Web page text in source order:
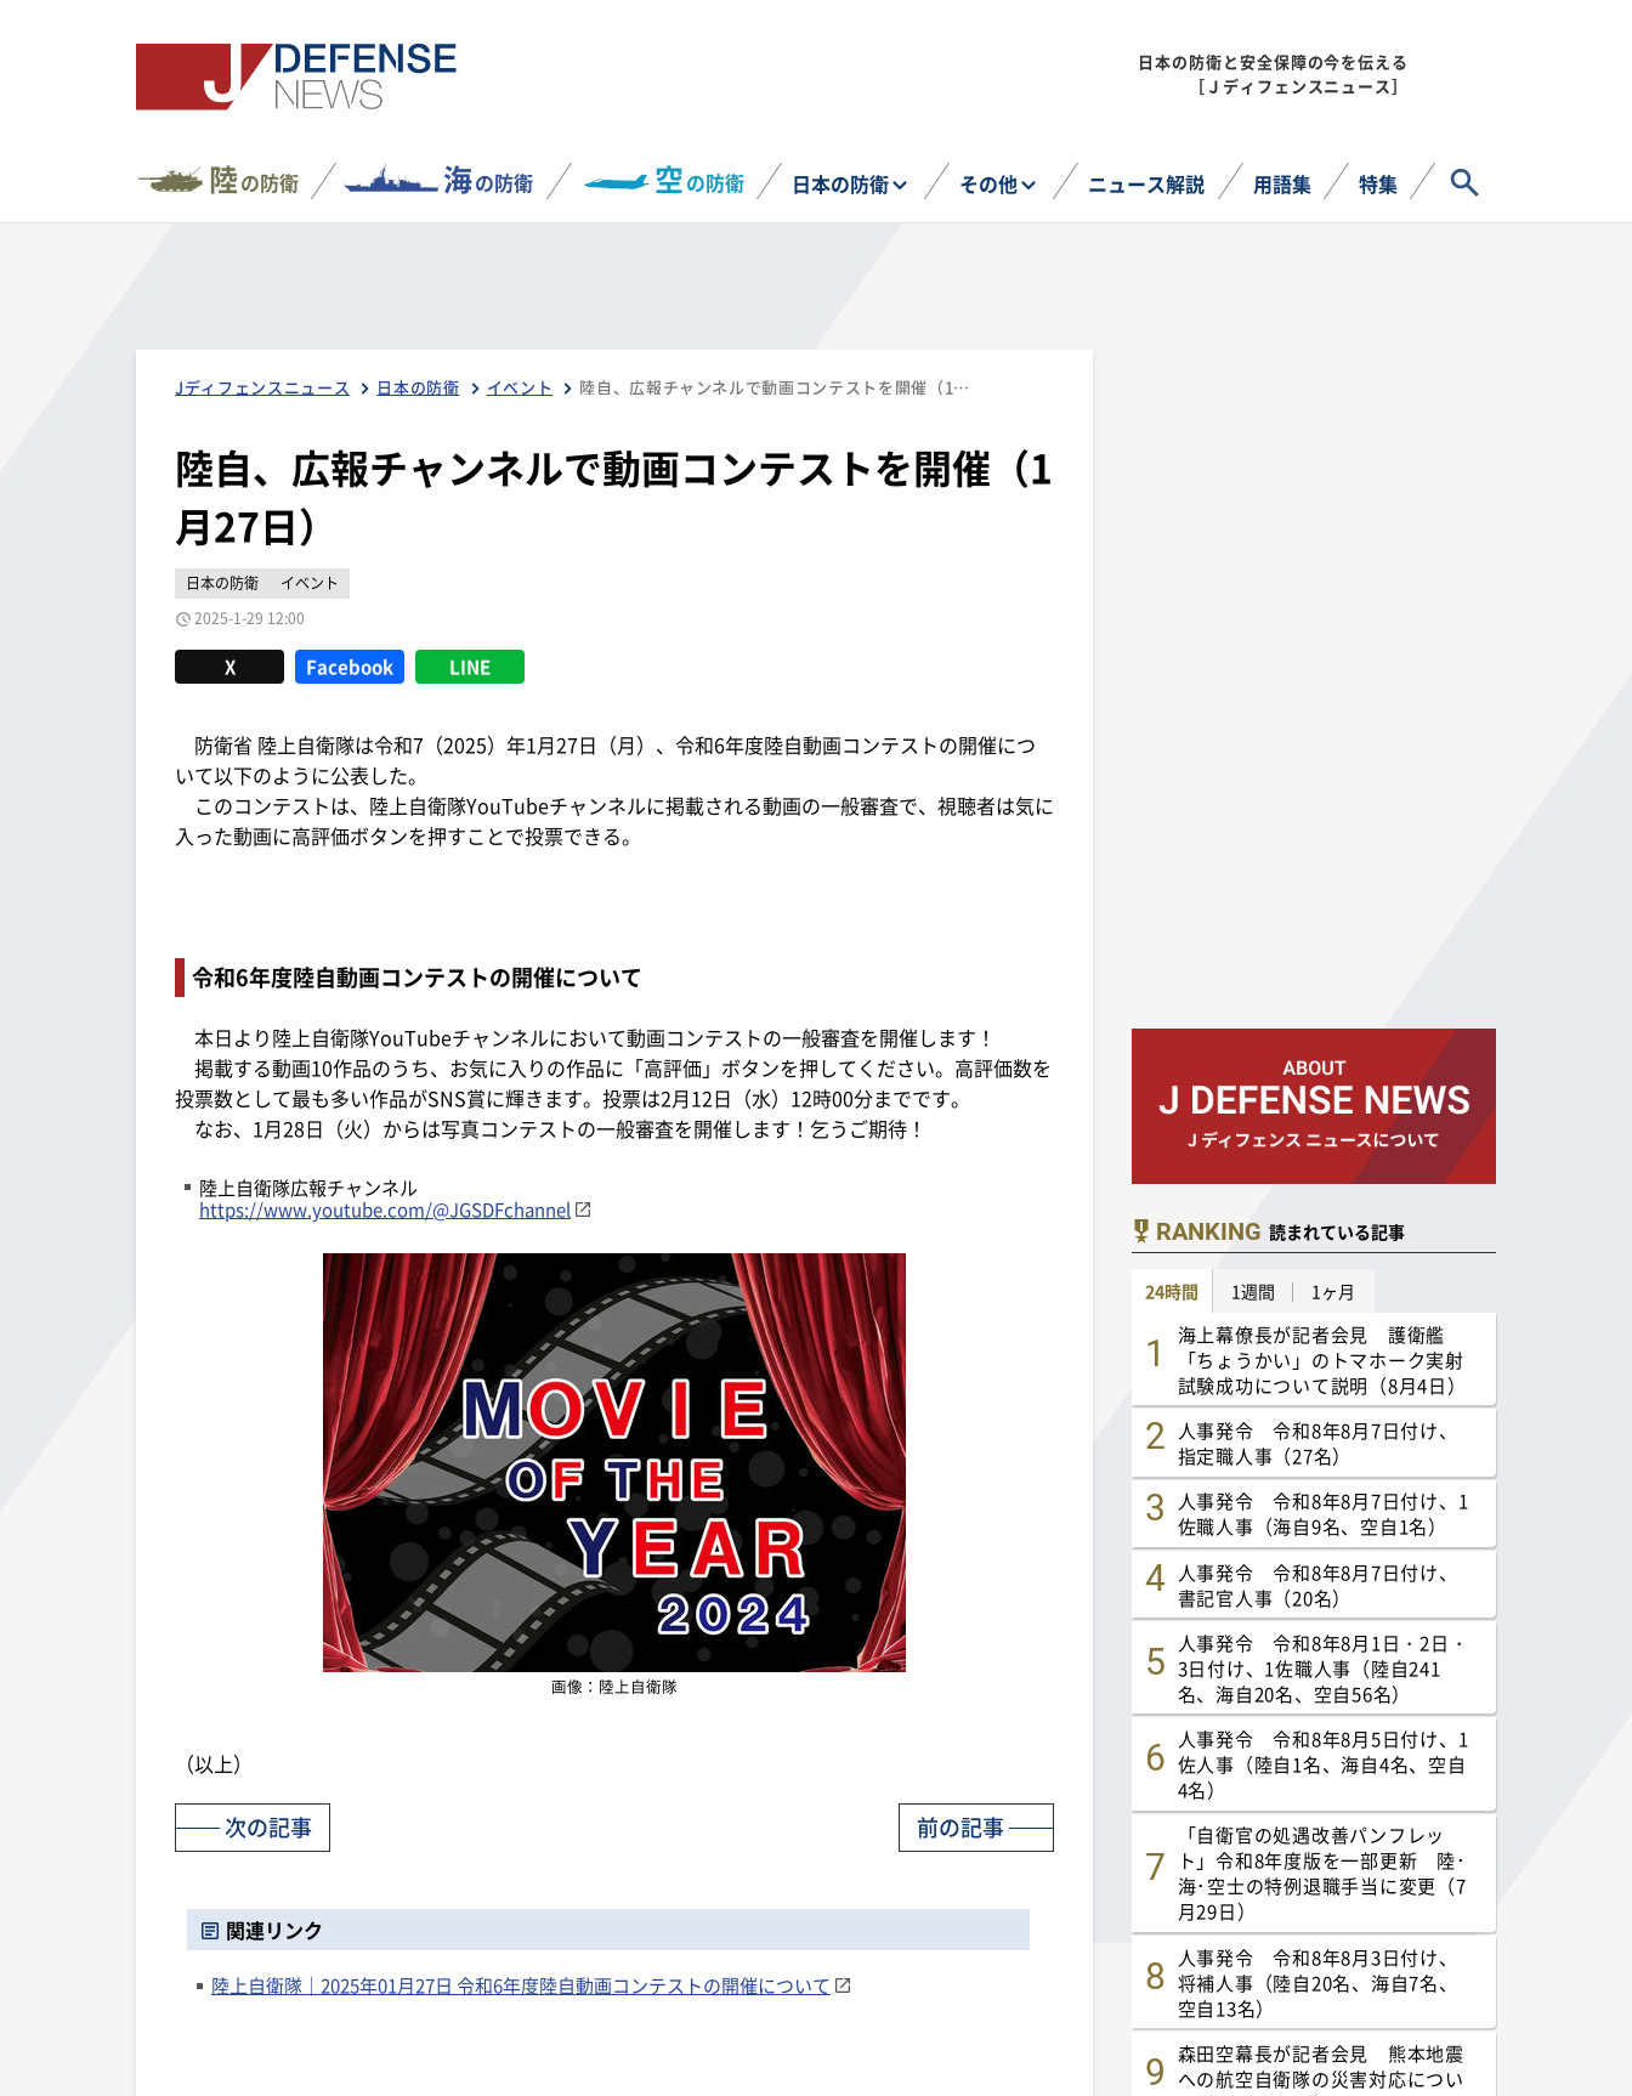
日本の防衛と安全保障の今を伝える
［Ｊディフェンスニュース］
陸の防衛 海の防衛 空の防衛 日本の防衛 その他 ニュース解説 用語集 特集
Jディフェンスニュース 日本の防衛 イベント 陸自、広報チャンネルで動画コンテストを開催（1月27日）
陸自、広報チャンネルで動画コンテストを開催（1
月27日）
日本の防衛
イベント
2025-1-29 12:00
X Facebook LINE
防衛省 陸上自衛隊は令和7（2025）年1月27日（月）、令和6年度陸自動画コンテストの開催につ
いて以下のように公表した。
このコンテストは、陸上自衛隊YouTubeチャンネルに掲載される動画の一般審査で、視聴者は気に
入った動画に高評価ボタンを押すことで投票できる。
令和6年度陸自動画コンテストの開催について
本日より陸上自衛隊YouTubeチャンネルにおいて動画コンテストの一般審査を開催します！
掲載する動画10作品のうち、お気に入りの作品に「高評価」ボタンを押してください。高評価数を
投票数として最も多い作品がSNS賞に輝きます。投票は2月12日（水）12時00分までです。
なお、1月28日（火）からは写真コンテストの一般審査を開催します！乞うご期待！
陸上自衛隊広報チャンネル
https://www.youtube.com/@JGSDFchannel
画像：陸上自衛隊
（以上）
前の記事
次の記事
関連リンク
陸上自衛隊｜2025年01月27日 令和6年度陸自動画コンテストの開催について
RANKING 読まれている記事
24時間 1週間 1ヶ月
海上幕僚長が記者会見 護衛艦
「ちょうかい」のトマホーク実射
試験成功について説明（8月4日）
人事発令 令和8年8月7日付け、
指定職人事（27名）
人事発令 令和8年8月7日付け、1
佐職人事（海自9名、空自1名）
人事発令 令和8年8月7日付け、
書記官人事（20名）
人事発令 令和8年8月1日・2日・
3日付け、1佐職人事（陸自241
名、海自20名、空自56名）
人事発令 令和8年8月5日付け、1
佐人事（陸自1名、海自4名、空自
4名）
「自衛官の処遇改善パンフレッ
ト」令和8年度版を一部更新 陸･
海･空士の特例退職手当に変更（7
月29日）
人事発令 令和8年8月3日付け、
将補人事（陸自20名、海自7名、
空自13名）
森田空幕長が記者会見 熊本地震
への航空自衛隊の災害対応につい